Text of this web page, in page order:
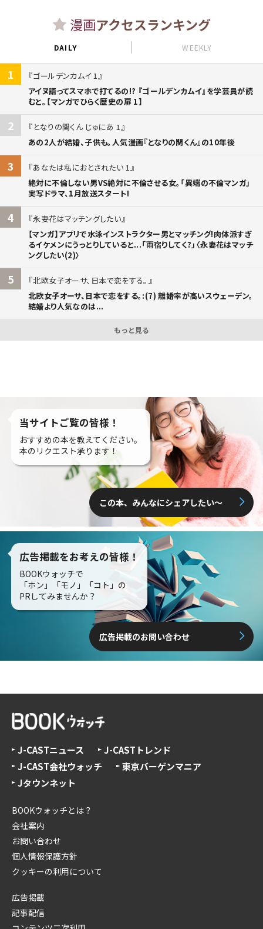
漫画アクセスランキング
DAILY WEEKLY
1
ゴールデンカムイ 1
アイヌ語ってスマホで打てるの!? 『ゴールデンカムイ』を学芸員が読
むと。【マンガでひらく歴史の扉 1】
2
となりの関くん じゅにあ 1
あの2人が結婚、子供も。人気漫画『となりの関くん』の10年後
3
あなたは私におとされたい 1
絶対に不倫しない男VS絶対に不倫させる女。「異端の不倫マンガ」
実写ドラマ、1月放送スタート!
4
永妻花はマッチングしたい
【マンガ】アプリで水泳インストラクター男とマッチング!肉体派すぎ
るイケメンにうっとりしていると...「雨宿りしてく?」〈永妻花はマッチ
ングしたい(2)〉
5
北欧女子オーサ、日本で恋をする。
北欧女子オーサ、日本で恋をする。:(7) 離婚率が高いスウェーデン。
結婚より人気なのは...
もっと見る
当サイトご覧の皆様！
おすすめの本を教えてください。
本のリクエスト承ります！
この本、みんなにシェアしたい〜
広告掲載をお考えの皆様！
BOOKウォッチで
「ホン」「モノ」「コト」の
PRしてみませんか？
広告掲載のお問い合わせ
J-CASTニュース
J-CASTトレンド
J-CAST会社ウォッチ
東京バーゲンマニア
Jタウンネット
BOOKウォッチとは？
会社案内
お問い合わせ
個人情報保護方針
クッキーの利用について
広告掲載
記事配信